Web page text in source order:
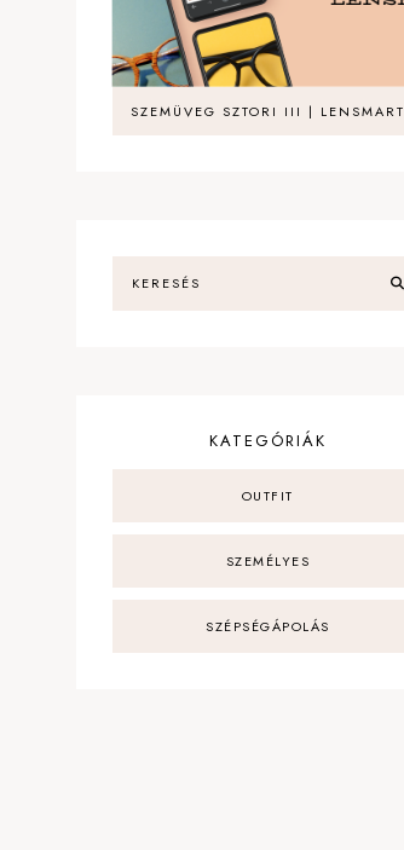
SZEMÜVEG SZTORI III | LENSMART
KATEGÓRIÁK
OUTFIT
SZEMÉLYES
SZÉPSÉGÁPOLÁS